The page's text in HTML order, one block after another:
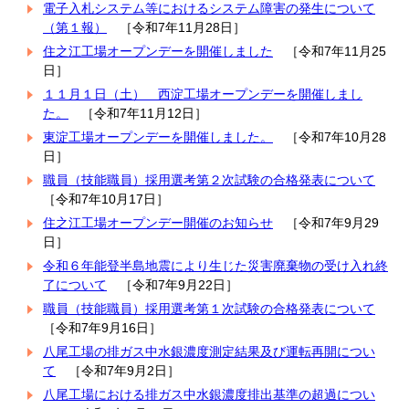
電子入札システム等におけるシステム障害の発生について
（第１報）
［令和7年11月28日］
住之江工場オープンデーを開催しました ［令和7年11月25
日］
１１月１日（土） 西淀工場オープンデーを開催しまし
た。
［令和7年11月12日］
東淀工場オープンデーを開催しました。
［令和7年10月28
日］
職員（技能職員）採用選考第２次試験の合格発表について
［令和7年10月17日］
住之江工場オープンデー開催のお知らせ ［令和7年9月29
日］
令和６年能登半島地震により生じた災害廃棄物の受け入れ終
了について ［令和7年9月22日］
職員（技能職員）採用選考第１次試験の合格発表について
［令和7年9月16日］
八尾工場の排ガス中水銀濃度測定結果及び運転再開につい
て ［令和7年9月2日］
八尾工場における排ガス中水銀濃度排出基準の超過につい